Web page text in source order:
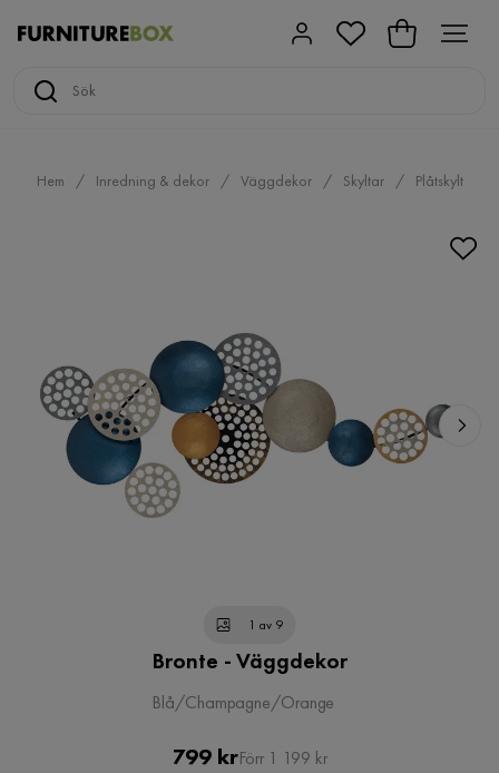
Hem Inredning & dekor Väggdekor Skyltar Plåtskylt
1 av 9
Bronte - Väggdekor
Blå/Champagne/Orange
Pris
799 kr Original
Förr 1 199 kr